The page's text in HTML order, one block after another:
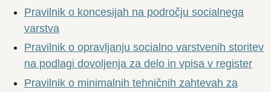
Pravilnik o koncesijah na področju socialnega
varstva
Pravilnik o opravljanju socialno varstvenih storitev
na podlagi dovoljenja za delo in vpisa v register
Pravilnik o minimalnih tehničnih zahtevah za